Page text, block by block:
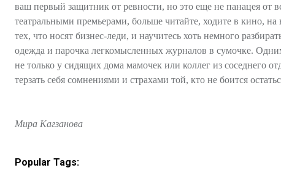
ваш первый защитник от ревности, но это еще не панацея от
театральными премьерами, больше читайте, ходите в кино,
тех, что носят бизнес-леди, и научитесь хоть немного
одежда и парочка легкомысленных журналов в сумочке.
не только у сидящих дома мамочек или коллег из соседнего
терзать себя сомнениями и страхами той, кто не боится
Мира Кагзанова
Popular Tags: